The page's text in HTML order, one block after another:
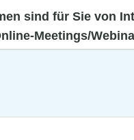
sind für Sie von
Meetings/